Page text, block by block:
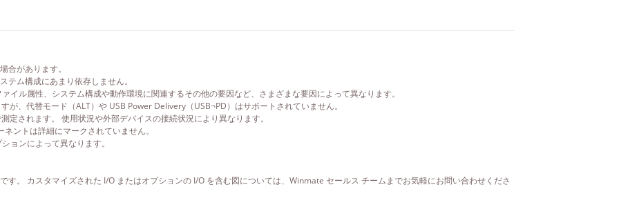
合があります。
テム構成にあまり依存しません。
イル属性、システム構成や動作環境に関連するその他の要因など、さまざまな要因によって異なります。
が、代替モード（ALT）や USB Power Delivery（USB¬PD）はサポートされていません。
定されます。 使用状況や外部デバイスの接続状況により異なります。
ントは詳細にマークされていません。
ョンによって異なります。
す。 カスタマイズされた I/O またはオプションの I/O を含む図については、Winmate セールス チームまでお気軽にお問い合わせくださ